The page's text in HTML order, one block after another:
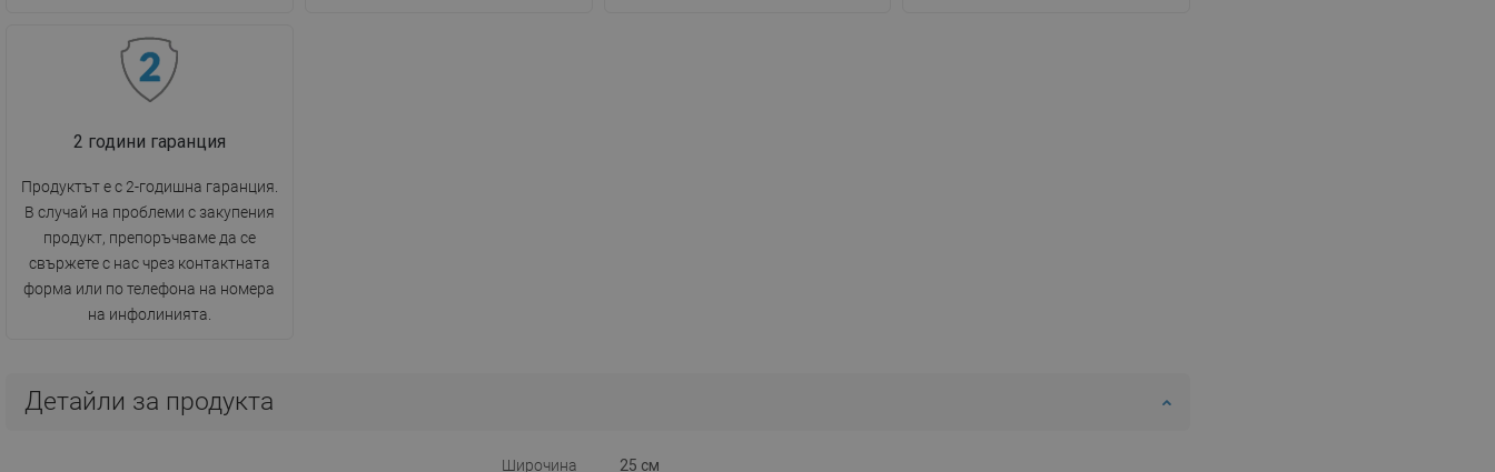
2 години гаранция
Продуктът е с 2-годишна гаранция.
В случай на проблеми с закупения
продукт, препоръчваме да се
свържете с нас чрез контактната
форма или по телефона на номера
на инфолинията.
Детайли за продукта
Широчина 25 см